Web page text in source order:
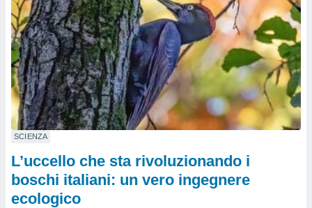
SCIENZA
L’uccello che sta rivoluzionando i
boschi italiani: un vero ingegnere
ecologico